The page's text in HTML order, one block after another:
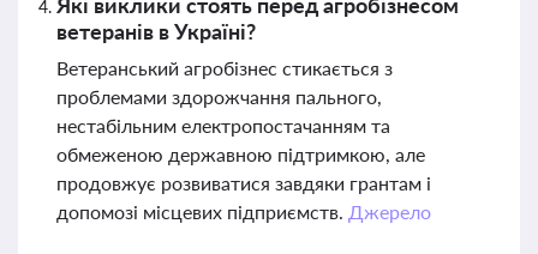
ветеранів в Україні?
Ветеранський агробізнес стикається з
проблемами здорожчання пального,
нестабільним електропостачанням та
обмеженою державною підтримкою, але
продовжує розвиватися завдяки грантам і
допомозі місцевих підприємств. Джерело